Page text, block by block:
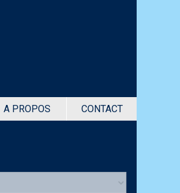
A PROPOS CONTACT